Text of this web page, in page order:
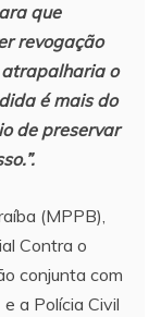
que
revogação
o
é mais do
de preservar
(MPPB),
Contra o
conjunta com
a Polícia Civil